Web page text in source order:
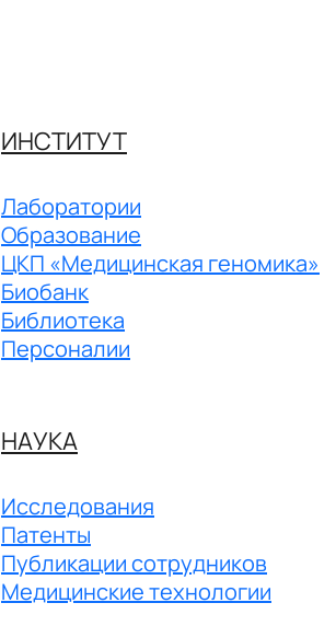
ИНСТИТУТ
Лаборатории
Образование
ЦКП «Медицинская геномика»
Биобанк
Библиотека
Персоналии
НАУКА
Исследования
Патенты
Публикации сотрудников
Медицинские технологии